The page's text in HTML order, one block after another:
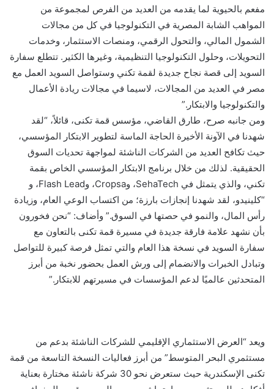
مفعم بالحيوية لما يقدمه من العديد من الفرص لمجموعة من
المواهب الشابة المصرية في التكنولوجيا في كل من مجالات
الشمول المالي، والتحول الرقمي، ومنصات الاستثمار، وخدمات
التحويلات، وحلول التكنولوجيا التنظيمية، وغيرها الكثير. تتطلع سفارة
السويد إلى قصة نجاح جديدة لقمة تكني وستواصل السويد العمل مع
مصر في العديد من المجالات، لاسيما في مجالات ريادة الأعمال
والتكنولوجيا والابتكار.”
ومن جانبه صرح، طارق القاضي، مؤسس قمة تكنى، قائلاً، “لقد
شهدنا في الآونة الأخيرة الحاجة الماسة لتطوير الابتكار المؤسسي،
حيث تكافح العديد من الشركات الناشئة لمواجهة تحديات السوق
الحقيقية. لذلك من خلال برنامج الابتكار المؤسسي الخاص بقمة
تكني، والذي يتمثل في SehaTech، وCropsa، وFlash Lead، و
“كلينيدو، لقد شهدنا إنجازات بارزة؛ من اكتساب الوعي العام، وزيادة
رأس المال، والنمو في حصتها في السوق.” وأضاف: “نحن فخورون
بأن نشهد علامة فارقة جديدة في مسيرة قمة تكنى بالتعاون مع
سفارة السويد في نسخة هذا العام والتي تمثل فرصة كبيرة للتواصل
وتبادل الخبرات والانضمام إلى ورش العمل بحضور نخبة من أبرز
المتحدثين عالميًا لدعم المؤسسات في مسيرتهم للابتكار.”
ويعد “العرض الاستثماري الإقليمي للشركات الناشئة بدعم من
مستثمري البحر المتوسط” من أبرز فعاليات النسخة التاسعة من قمة
تكنى الإسكندرية حيث ستعرض نحو 30 شركة ناشئة مختارة بعناية